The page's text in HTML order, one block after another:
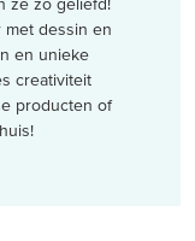
met dessin en
en unieke
creativiteit
producten of